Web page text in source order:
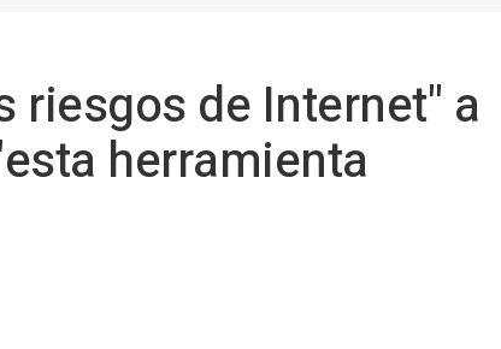
riesgos de Internet" a
herramienta